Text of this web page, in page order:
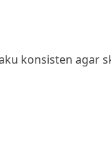
konsisten agar